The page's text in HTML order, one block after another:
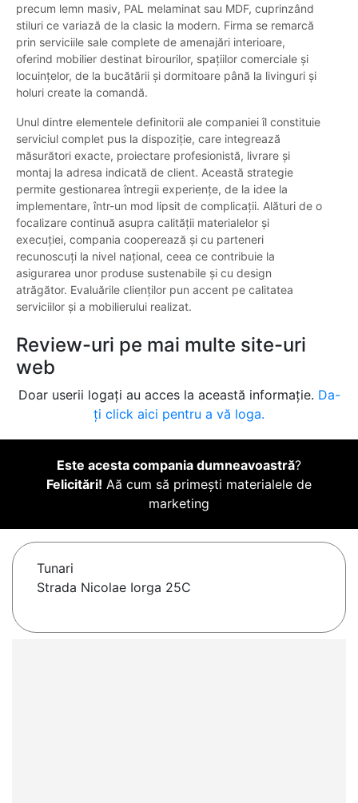
precum lemn masiv, PAL melaminat sau MDF, cuprinzând
stiluri ce variază de la clasic la modern. Firma se remarcă
prin serviciile sale complete de amenajări interioare,
oferind mobilier destinat birourilor, spațiilor comerciale și
locuințelor, de la bucătării și dormitoare până la livinguri și
holuri create la comandă.
Unul dintre elementele definitorii ale companiei îl constituie
serviciul complet pus la dispoziție, care integrează
măsurători exacte, proiectare profesionistă, livrare și
montaj la adresa indicată de client. Această strategie
permite gestionarea întregii experiențe, de la idee la
implementare, într-un mod lipsit de complicații. Alături de o
focalizare continuă asupra calității materialelor și
execuției, compania cooperează și cu parteneri
recunoscuți la nivel național, ceea ce contribuie la
asigurarea unor produse sustenabile și cu design
atrăgător. Evaluările clienților pun accent pe calitatea
serviciilor și a mobilierului realizat.
Review-uri pe mai multe site-uri
web
Doar userii logați au acces la această informație. Da-
ți click aici pentru a vă loga.
Este acesta compania dumneavoastră?
Felicitări! Aă cum să primești materialele de
marketing
Tunari
Strada Nicolae Iorga 25C